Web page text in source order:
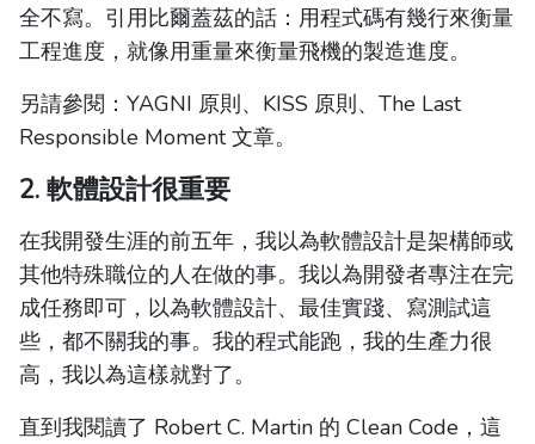
全不寫。引用比爾蓋茲的話：用程式碼有幾行來衡量
工程進度，就像用重量來衡量飛機的製造進度。
另請參閱：YAGNI 原則、KISS 原則、The Last
Responsible Moment 文章。
2. 軟體設計很重要
在我開發生涯的前五年，我以為軟體設計是架構師或
其他特殊職位的人在做的事。我以為開發者專注在完
成任務即可，以為軟體設計、最佳實踐、寫測試這
些，都不關我的事。我的程式能跑，我的生產力很
高，我以為這樣就對了。
直到我閱讀了 Robert C. Martin 的 Clean Code，這